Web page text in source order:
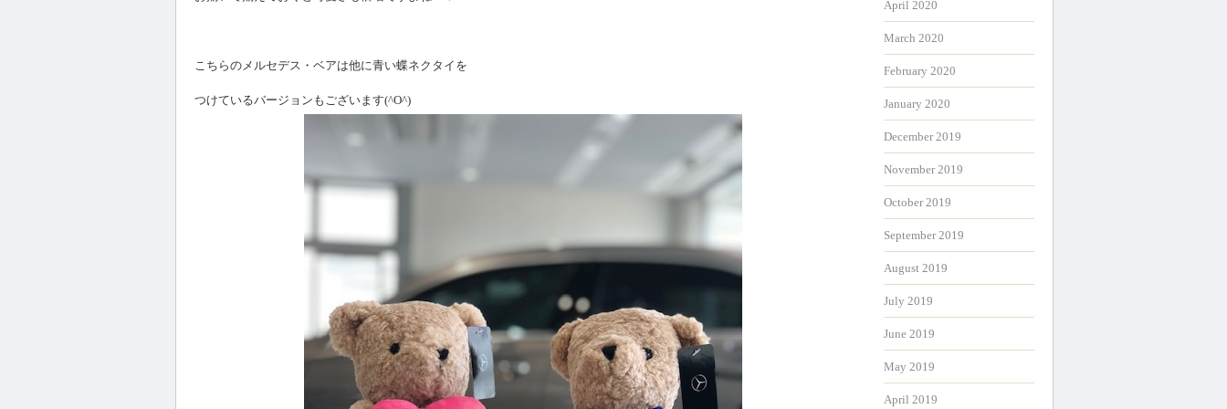
こちらのメルセデス・ベアは他に青い蝶ネクタイを
つけているバージョンもございます(^O^)
April 2020
March 2020
February 2020
January 2020
December 2019
November 2019
October 2019
September 2019
August 2019
July 2019
June 2019
May 2019
April 2019